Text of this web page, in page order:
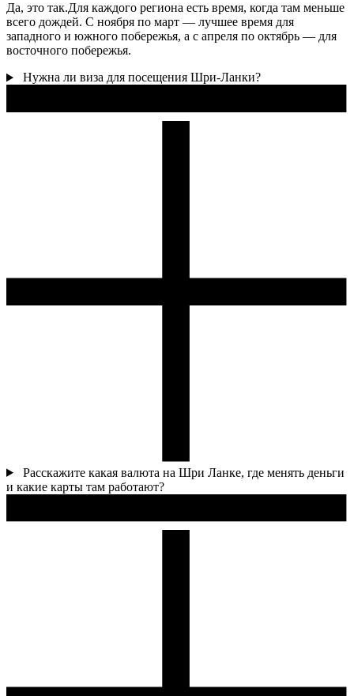
Да, это так.Для каждого региона есть время, когда там меньше
всего дождей. С ноября по март — лучшее время для
западного и южного побережья, а с апреля по октябрь — для
восточного побережья.
Нужна ли виза для посещения Шри-Ланки?
Расскажите какая валюта на Шри Ланке, где менять деньги
и какие карты там работают?